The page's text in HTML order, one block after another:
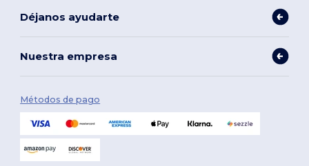
Déjanos ayudarte
Nuestra empresa
Métodos de pago